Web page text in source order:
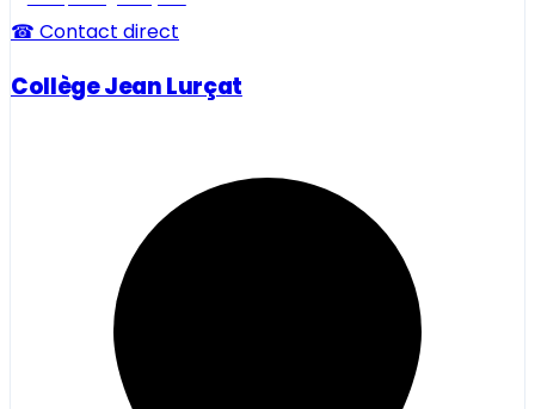
☎ Contact direct
Collège Jean Lurçat